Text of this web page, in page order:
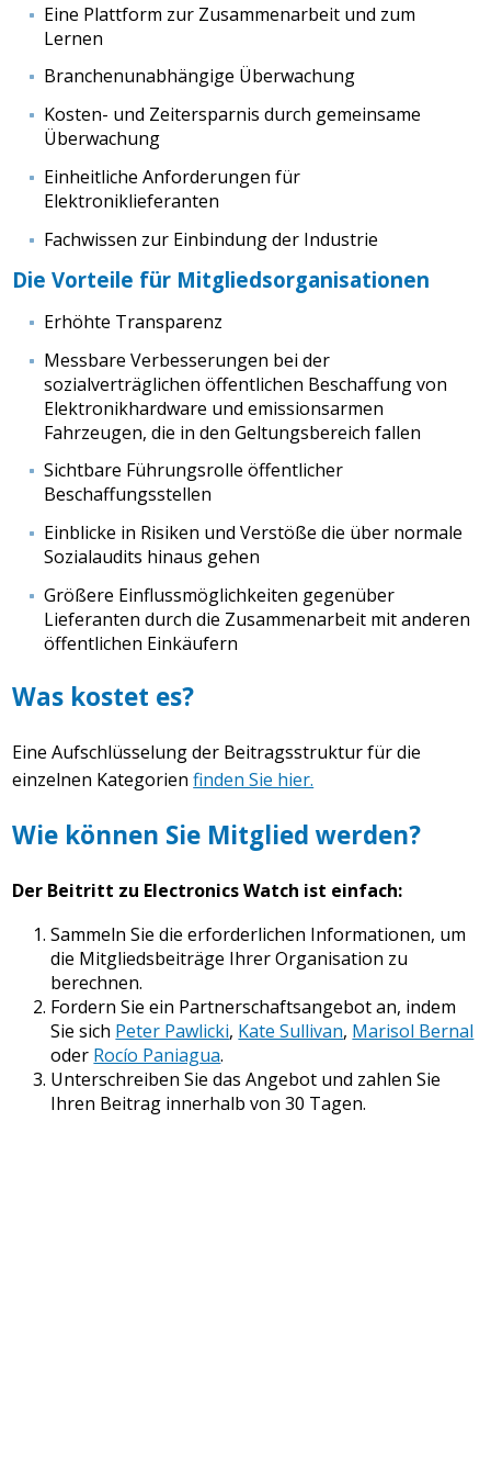
Eine Plattform zur Zusammenarbeit und zum
Lernen
Branchenunabhängige Überwachung
Kosten- und Zeitersparnis durch gemeinsame
Überwachung
Einheitliche Anforderungen für
Elektroniklieferanten
Fachwissen zur Einbindung der Industrie
Die Vorteile für Mitgliedsorganisationen
Erhöhte Transparenz
Messbare Verbesserungen bei der
sozialverträglichen öffentlichen Beschaffung von
Elektronikhardware und emissionsarmen
Fahrzeugen, die in den Geltungsbereich fallen
Sichtbare Führungsrolle öffentlicher
Beschaffungsstellen
Einblicke in Risiken und Verstöße die über normale
Sozialaudits hinaus gehen
Größere Einflussmöglichkeiten gegenüber
Lieferanten durch die Zusammenarbeit mit anderen
öffentlichen Einkäufern
Was kostet es?
Eine Aufschlüsselung der Beitragsstruktur für die
einzelnen Kategorienfinden Sie hier.
Wie können Sie Mitglied werden?
Der Beitritt zu Electronics Watch ist einfach:
Sammeln Sie die erforderlichen Informationen, um
die Mitgliedsbeiträge Ihrer Organisation zu
berechnen.
Fordern Sie ein Partnerschaftsangebot an, indem
Sie sich Peter Pawlicki, Kate Sullivan, Marisol Bernal
oder Rocío Paniagua.
Unterschreiben Sie das Angebot und zahlen Sie
Ihren Beitrag innerhalb von 30 Tagen.